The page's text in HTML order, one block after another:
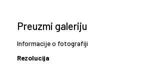
Preuzmi galeriju
Informacije o fotografiji
Rezolucija